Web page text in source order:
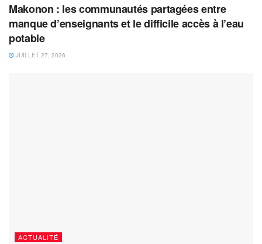
Makonon : les communautés partagées entre
manque d’enseignants et le difficile accès à l’eau
potable
JUILLET 27, 2026
ACTUALITÉ